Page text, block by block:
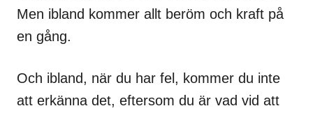
Men ibland kommer allt beröm och kraft på
en gång.
Och ibland, när du har fel, kommer du inte
att erkänna det, eftersom du är vad vid att